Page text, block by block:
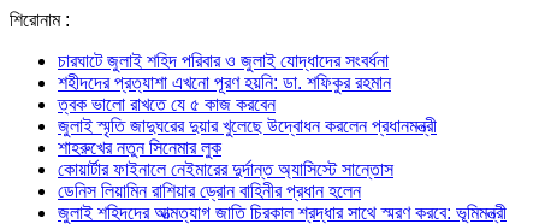
শিরোনাম :
চারঘাটে জুলাই শহিদ পরিবার ও জুলাই যোদ্ধাদের সংবর্ধনা
শহীদদের প্রত্যাশা এখনো পূরণ হয়নি: ডা. শফিকুর রহমান
ত্বক ভালো রাখতে যে ৫ কাজ করবেন
জুলাই স্মৃতি জাদুঘরের দুয়ার খুলেছে উদ্বোধন করলেন প্রধানমন্ত্রী
শাহরুখের নতুন সিনেমার লুক
কোয়ার্টার ফাইনালে নেইমারের দুর্দান্ত অ্যাসিস্টে সান্তোস
ডেনিস লিয়ামিন রাশিয়ার ড্রোন বাহিনীর প্রধান হলেন
জুলাই শহিদদের আত্মত্যাগ জাতি চিরকাল শ্রদ্ধার সাথে স্মরণ করবে: ভূমিমন্ত্রী